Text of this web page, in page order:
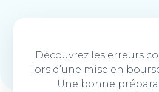
Découvrez les erreurs
lors d’une mise en
Une bonne